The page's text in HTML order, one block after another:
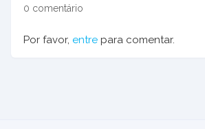
0 comentário
Por favor, entre para comentar.